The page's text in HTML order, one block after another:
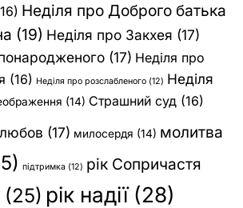
Неділя про Доброго батька
(19) Неділя про Закхея (17)
(17) Неділя про
(16) Неділя про розслабленого (12) Неділя
(14) Страшний суд (16)
любов (17) милосердя (14) молитва
підтримка (12) рік Сопричастя
(25) рік надії(28)